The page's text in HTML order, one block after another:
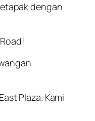
dengan
Plaza. Kami